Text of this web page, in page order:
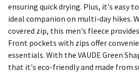
ensuring quick drying. Plus, it's easy
ideal companion on multi-day hikes.
covered zip, this men's fleece
Front pockets with zips offer
essentials. With the VAUDE Green
that it's eco-friendly and made from